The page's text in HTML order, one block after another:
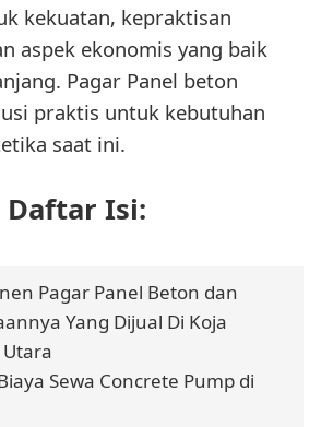
kekuatan, kepraktisan
aspek ekonomis yang baik
Pagar Panel beton
praktis untuk kebutuhan
saat ini.
Daftar Isi:
Pagar Panel Beton dan
Yang Dijual Di Koja
Sewa Concrete Pump di